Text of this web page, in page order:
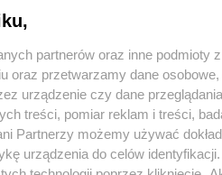
« WRÓĆ DO
partnerów oraz inne podmioty
oraz przetwarzamy dane
urządzenie czy dane
treści, pomiar reklam i treści,
Partnerzy możemy używać
urządzenia do celów